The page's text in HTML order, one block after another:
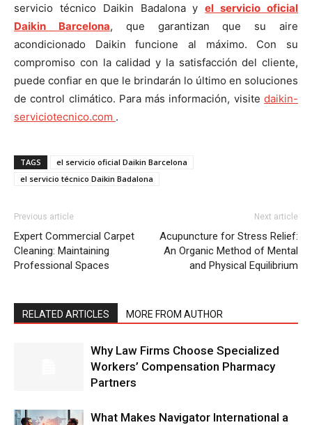
servicio técnico Daikin Badalona yel servicio oficial
Daikin Barcelona, que garantizan que su aire
acondicionado Daikin funcione al máximo. Con su
compromiso con la calidad y la satisfacción del cliente,
puede confiar en que le brindarán lo último en soluciones
de control climático. Para más información, visite daikin-
serviciotecnico.com .
TAGS
el servicio oficial Daikin Barcelona
el servicio técnico Daikin Badalona
Previous article
Expert Commercial Carpet
Cleaning: Maintaining
Professional Spaces
Next article
Acupuncture for Stress Relief:
An Organic Method of Mental
and Physical Equilibrium
RELATED ARTICLES MORE FROM AUTHOR
Why Law Firms Choose Specialized
Workers’ Compensation Pharmacy
Partners
What Makes Navigator International a